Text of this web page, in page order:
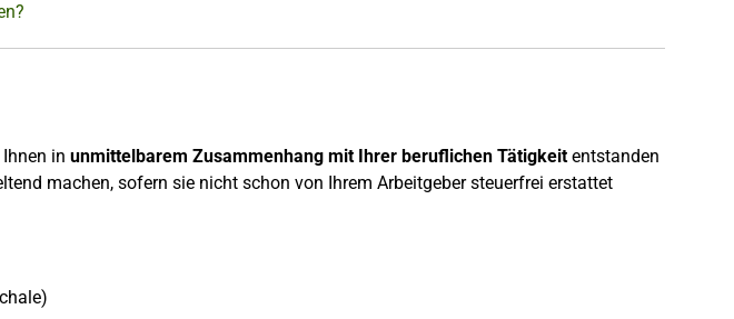
in unmittelbarem Zusammenhang mit Ihrer beruflichen Tätigkeitentstanden
machen, sofern sie nicht schon von Ihrem Arbeitgeber steuerfrei erstattet